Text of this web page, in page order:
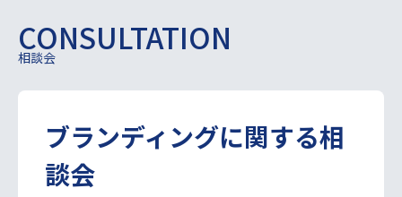
CONSULTATION
相談会
ブランディングに関する相
談会